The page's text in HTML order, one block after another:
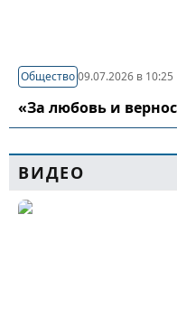
Общество09.07.2026 в 10:25
«За любовь и
ВИДЕО